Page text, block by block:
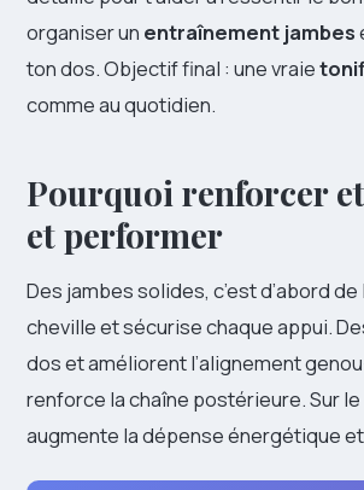
organiser un entraînement jambes
ton dos. Objectif final : une vraie
comme au quotidien.
Pourquoi renforcer
et performer
Des jambes solides, c’est d’abord de
cheville et sécurise chaque appui.
dos et améliorent l’alignement
renforce la chaîne postérieure. Sur
augmente la dépense énergétique